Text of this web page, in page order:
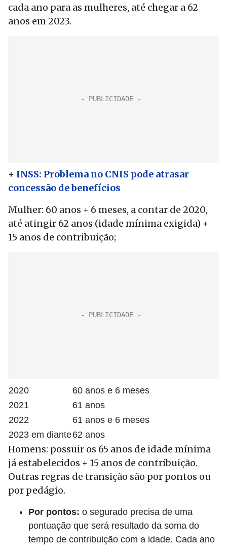
cada ano para as mulheres, até chegar a 62
anos em 2023.
+ INSS: Problema no CNIS pode atrasar
concessão de benefícios
Mulher: 60 anos + 6 meses, a contar de 2020,
até atingir 62 anos (idade mínima exigida) +
15 anos de contribuição;
2020
60 anos e 6 meses
2021
61 anos
2022
61 anos e 6 meses
2023 em diante62 anos
Homens: possuir os 65 anos de idade mínima
já estabelecidos + 15 anos de contribuição.
Outras regras de transição são por pontos ou
por pedágio.
Por pontos: o segurado precisa de uma
pontuação que será resultado da soma do
tempo de contribuição com a idade. Cada ano